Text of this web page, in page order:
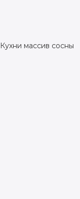
Кухни массив сосны